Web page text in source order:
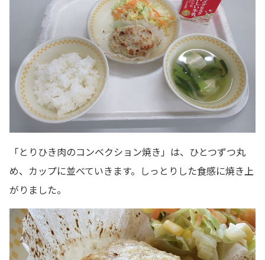
「とりひき肉のコンベクション焼き」は、ひとつずつ丸
め、カップに並べていきます。しっとりした食感に焼き上
がりました。